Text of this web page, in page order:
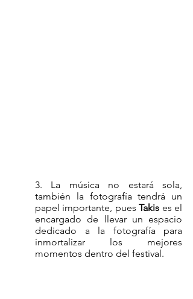
3. La música no estará sola,
también la fotografía tendrá un
papel importante, pues Takis es el
encargado de llevar un espacio
dedicado a la fotografía para
inmortalizar los mejores
momentos dentro del festival.